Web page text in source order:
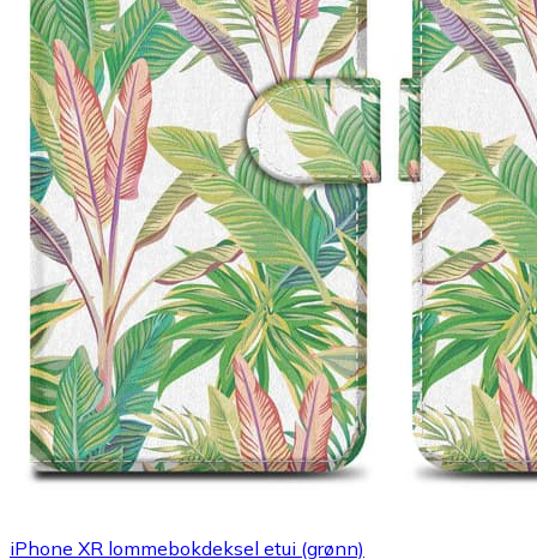
iPhone XR lommebokdeksel etui (grønn)